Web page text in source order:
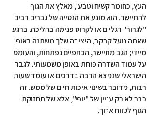
העץ, כחומר קשיח וטבעי, מאלץ את הגוף
להתיישר. הוא מונע את הנטייה של גברים רבים
"לגרור" רגליים או לקרוס פנימה בהליכה. ברגע
שאתה נועל קבקב, היציבה שלך משתנה באופן
מיידי; הגב מתיישר, הכתפיים נפתחות, והעומס
על עמוד השדרה פוחת באופן משמעותי. לגבר
הישראלי שנמצא הרבה בדרכים או עומד שעות
רבות, מדובר בשינוי איכות חיים של ממש. זה
כבר לא רק עניין של "יופי", אלא של תחזוקת
הגוף לטווח ארוך.